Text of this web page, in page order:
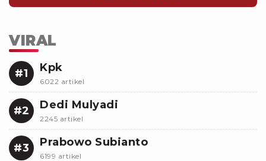
VIRAL
#1 Kpk
6022 artikel
#2 Dedi Mulyadi
2245 artikel
#3 Prabowo Subianto
6199 artikel